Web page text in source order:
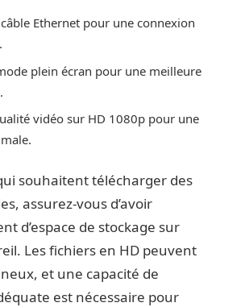
Ethernet pour une connexion
plein écran pour une meilleure
vidéo sur HD 1080p pour une
souhaitent télécharger des
assurez-vous d’avoir
d’espace de stockage sur
Les fichiers en HD peuvent
et une capacité de
est nécessaire pour